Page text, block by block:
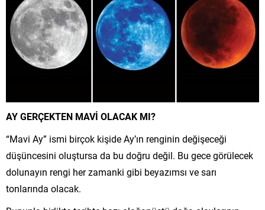
AY GERÇEKTEN MAVİ OLACAK MI?
“Mavi Ay” ismi birçok kişide Ay’ın renginin değişeceği
düşüncesini oluştursa da bu doğru değil. Bu gece görülecek
dolunayın rengi her zamanki gibi beyazımsı ve sarı
tonlarında olacak.